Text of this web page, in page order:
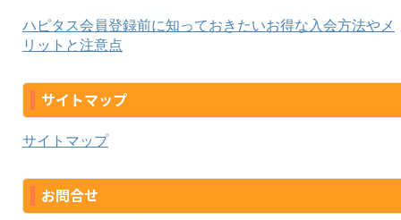
ハピタス会員登録前に知っておきたいお得な入会方法やメ
リットと注意点
サイトマップ
サイトマップ
お問合せ